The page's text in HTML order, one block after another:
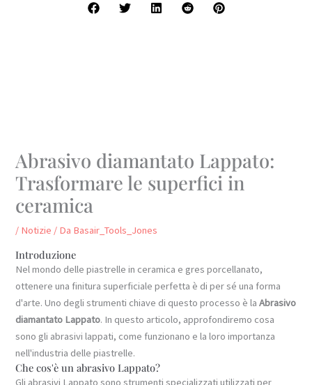
Abrasivo diamantato Lappato:
Trasformare le superfici in
ceramica
/ Notizie / Da Basair_Tools_Jones
Introduzione
Nel mondo delle piastrelle in ceramica e gres porcellanato,
ottenere una finitura superficiale perfetta è di per sé una forma
d'arte. Uno degli strumenti chiave di questo processo è laAbrasivo
diamantato Lappato. In questo articolo, approfondiremo cosa
sono gli abrasivi lappati, come funzionano e la loro importanza
nell'industria delle piastrelle.
Che cos'è un abrasivo Lappato?
Gli abrasivi Lappato sono strumenti specializzati utilizzati per